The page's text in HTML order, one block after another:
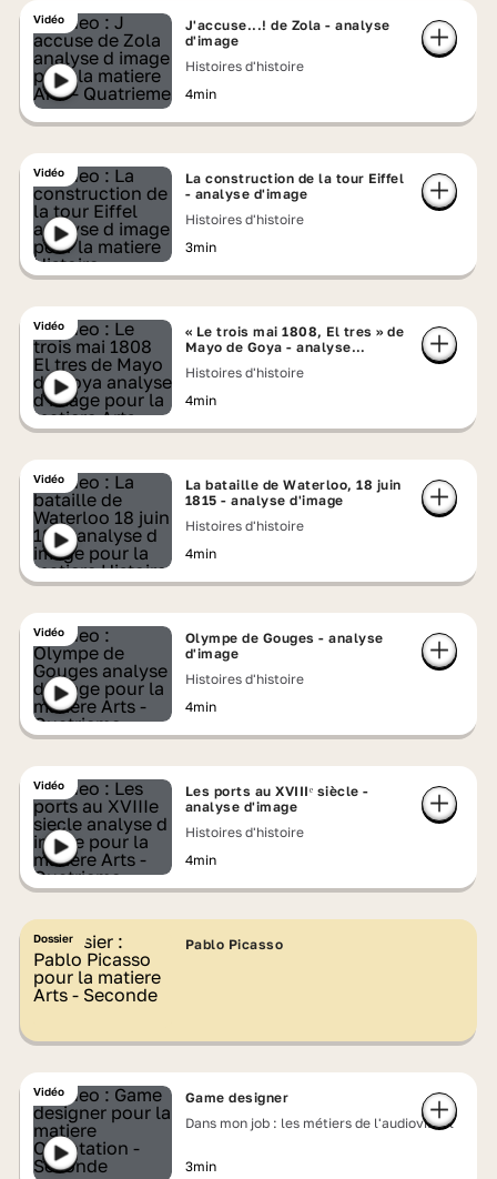
Vidéo
J'accuse...! de Zola - analyse
d'image
Histoires d'histoire
4min
Vidéo
La construction de la tour Eiffel
- analyse d'image
Histoires d'histoire
3min
Vidéo
« Le trois mai 1808, El tres » de
Mayo de Goya - analyse
Histoires d'histoire
4min
Vidéo
La bataille de Waterloo, 18 juin
1815 - analyse d'image
Histoires d'histoire
4min
Vidéo
Olympe de Gouges - analyse
d'image
Histoires d'histoire
4min
Vidéo
Les ports au XVIIIᵉ siècle -
analyse d'image
Histoires d'histoire
4min
Dossier Pablo Picasso
Vidéo
Game designer
Dans mon job : les métiers de l'audiovisuel
3min